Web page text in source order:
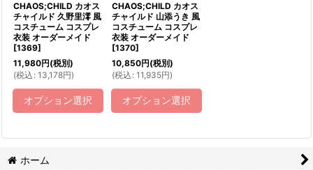
CHAOS;CHILD カオス
チャイルド 久野里澪 風
コスチューム コスプレ
衣装 オーダーメイド
[1369]
11,980円(税別)
(税込 : 13,178円)
オプション選択
CHAOS;CHILD カオス
チャイルド 山添うき 風
コスチューム コスプレ
衣装 オーダーメイド
[1370]
10,850円(税別)
(税込 : 11,935円)
オプション選択
ホーム